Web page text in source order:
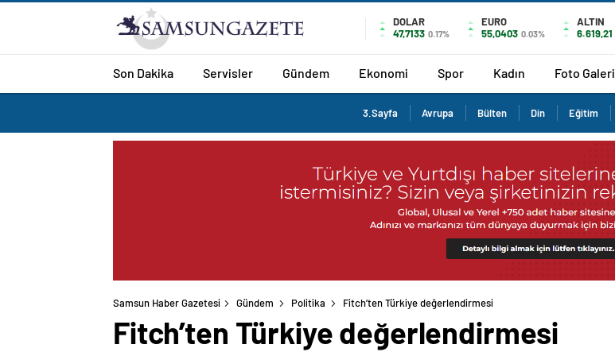
DOLAR
47,7133 0.17%
EURO
55,0403 0.03%
ALTIN
6.619,21
Son Dakika Servisler Gündem Ekonomi Spor Kadın Foto Galeri
3.Sayfa Avrupa Bülten Din Eğitim
Samsun Haber Gazetesi Gündem Politika Fitch’ten Türkiye değerlendirmesi
Fitch’ten Türkiye değerlendirmesi